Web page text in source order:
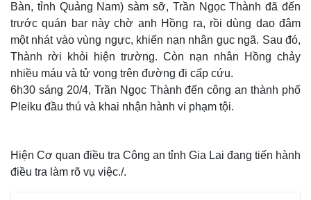
Bàn, tỉnh Quảng Nam) sàm sỡ, Trần Ngọc Thành đã đến
trước quán bar này chờ anh Hồng ra, rồi dùng dao đâm
một nhát vào vùng ngực, khiến nạn nhân gục ngã. Sau đó,
Thành rời khỏi hiện trường. Còn nạn nhân Hồng chảy
nhiều máu và tử vong trên đường đi cấp cứu.
6h30 sáng 20/4, Trần Ngọc Thành đến công an thành phố
Pleiku đầu thú và khai nhận hành vi phạm tội.
Hiện Cơ quan điều tra Công an tỉnh Gia Lai đang tiến hành
điều tra làm rõ vụ việc./.